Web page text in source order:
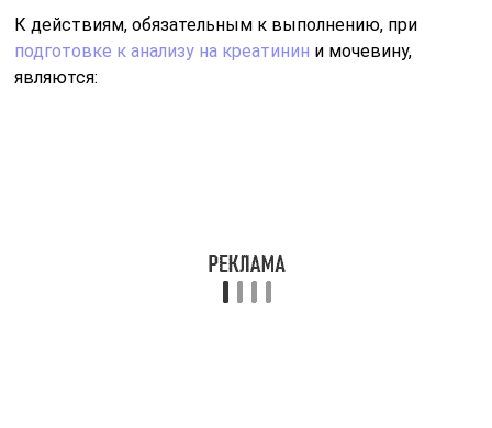
состав крови, прием пищи ограничивают не менее
чем за восемь часов (лучше более десяти) до